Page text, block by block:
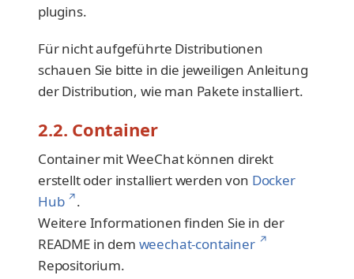
plugins.
Für nicht aufgeführte Distributionen
schauen Sie bitte in die jeweiligen Anleitung
der Distribution, wie man Pakete installiert.
2.2. Container
Container mit WeeChat können direkt
erstellt oder installiert werden von Docker
Hub ↗.
Weitere Informationen finden Sie in der
README in dem weechat-container ↗
Repositorium.